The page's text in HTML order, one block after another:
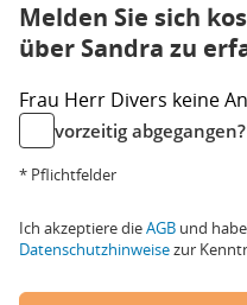
Melden Sie sich
über Sandra zu
Frau Herr Divers keine
vorzeitig abgegangen?
* Pflichtfelder
Ich akzeptiere dieAGB und
Datenschutzhinweisezur